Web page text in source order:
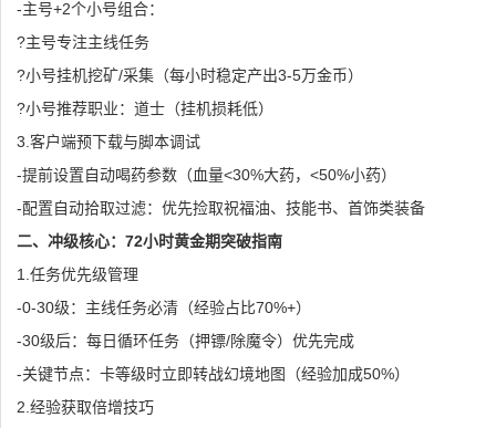
-主号+2个小号组合：
?主号专注主线任务
?小号挂机挖矿/采集（每小时稳定产出3-5万金币）
?小号推荐职业：道士（挂机损耗低）
3.客户端预下载与脚本调试
-提前设置自动喝药参数（血量<30%大药，<50%小药）
-配置自动拾取过滤：优先捡取祝福油、技能书、首饰类装备
二、冲级核心：72小时黄金期突破指南
1.任务优先级管理
-0-30级：主线任务必清（经验占比70%+）
-30级后：每日循环任务（押镖/除魔令）优先完成
-关键节点：卡等级时立即转战幻境地图（经验加成50%）
2.经验获取倍增技巧